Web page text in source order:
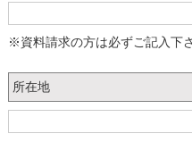
※資料請求の方は必ずご記入下さ
所在地